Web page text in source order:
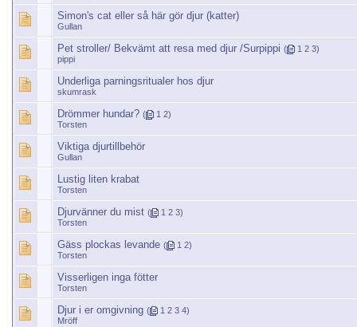
Simon's cat eller så här gör djur (katter)
Gullan
Pet stroller/ Bekvämt att resa med djur /Surpippi ( 1 2 3)
pippi
Underliga parningsritualer hos djur
skumrask
Drömmer hundar? ( 1 2)
Torsten
Viktiga djurtillbehör
Gullan
Lustig liten krabat
Torsten
Djurvänner du mist ( 1 2 3)
Torsten
Gäss plockas levande ( 1 2)
Torsten
Visserligen inga fötter
Torsten
Djur i er omgivning ( 1 2 3 4)
Mröff